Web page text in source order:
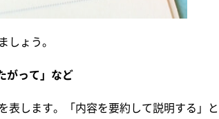
ょう。
がって」など
表します。「内容を要約して説明する」と